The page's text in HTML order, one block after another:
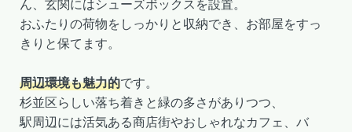
ん、玄関にはシューズボックスを設置。
おふたりの荷物をしっかりと収納でき、お部屋をすっ
きりと保てます。
周辺環境も魅力的です。
杉並区らしい落ち着きと緑の多さがありつつ、
駅周辺には活気ある商店街やおしゃれなカフェ、バ